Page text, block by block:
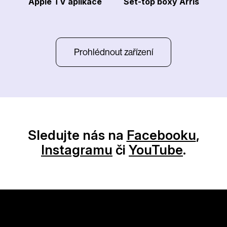
Prohlédnout zařízení
Sledujte nás na Facebooku,
Instagramu či YouTube.